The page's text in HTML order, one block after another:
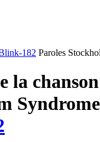
182 Paroles
la chanson